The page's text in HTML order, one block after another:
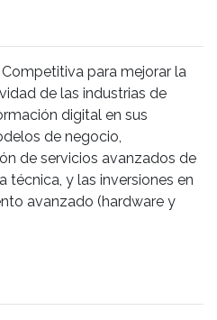
para mejorar la
de las industrias de
digital en sus
de negocio,
de servicios avanzados de
técnica, y las inversiones en
avanzado (hardware y